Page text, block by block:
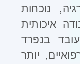
נוכחות
איכותית
בנפרד
יותר